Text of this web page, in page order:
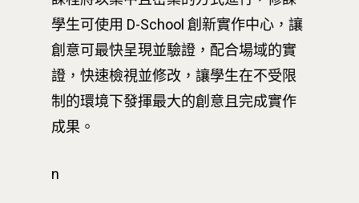
學生可使用 D-School 創新實作中心，讓
創意可最快呈現並驗證，配合場域的實
證，快速檢視並修改，讓學生在不受限
制的環境下發揮最大的創意且完成實作
成果。
n
最新消息
關於我們